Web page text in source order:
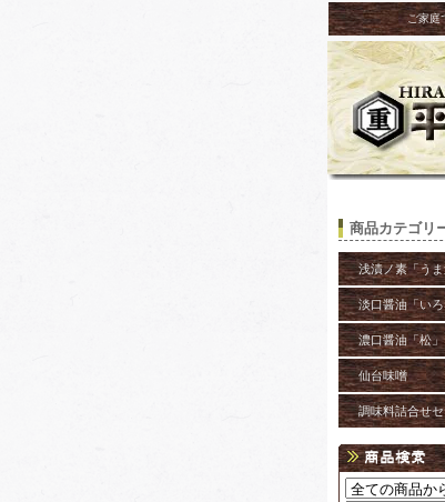
ご家庭
商品カテゴリ
浅漬ノ素「う
淡口醤油「い
濃口醤油「松」
仙台味噌
調味料詰合せ